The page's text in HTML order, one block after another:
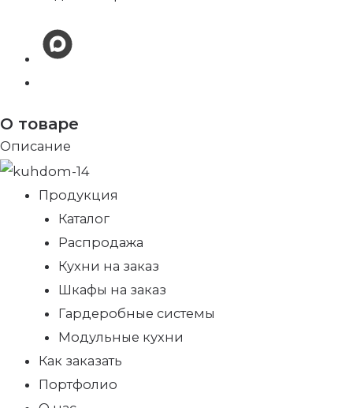
О товаре
Описание
Продукция
Каталог
Распродажа
Кухни на заказ
Шкафы на заказ
Гардеробные системы
Модульные кухни
Как заказать
Портфолио